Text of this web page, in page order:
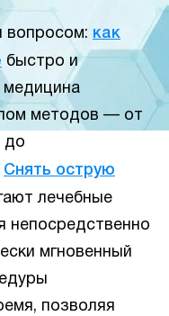
вопросом: как
быстро и
методов — от
до
Снять острую
лечебные
непосредственно
мгновенный
позволяя